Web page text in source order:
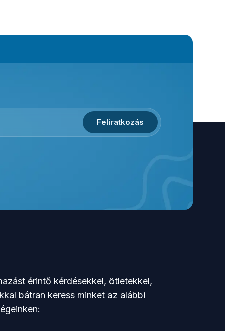
Feliratkozás
érintő kérdésekkel, ötletekkel,
bátran keress minket az alábbi